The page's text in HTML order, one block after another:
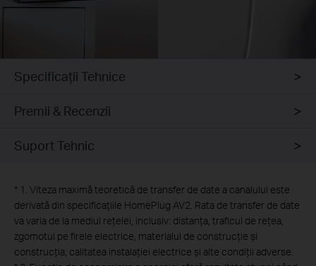
Specificaţii Tehnice
Premii & Recenzii
Suport Tehnic
* 1. Viteza maximă teoretică de transfer de date a canalului este
derivată din specificațiile HomePlug AV2. Rata de transfer de date
va varia de la mediul rețelei, inclusiv: distanța, traficul de rețea,
zgomotul pe firele electrice, materialul de construcție și
construcția, calitatea instalației electrice și alte condiții adverse.